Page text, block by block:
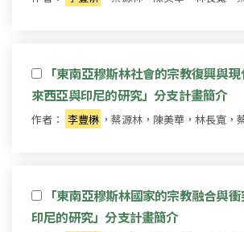
「東南亞穆斯林社會的宗教復興與
來西亞與印尼的研究」分支計畫簡介
作者： 李豐楙 ，蔡源林，陳美華，林長寬，
「東南亞穆斯林國家的宗教融合與
印尼的研究」分支計畫簡介